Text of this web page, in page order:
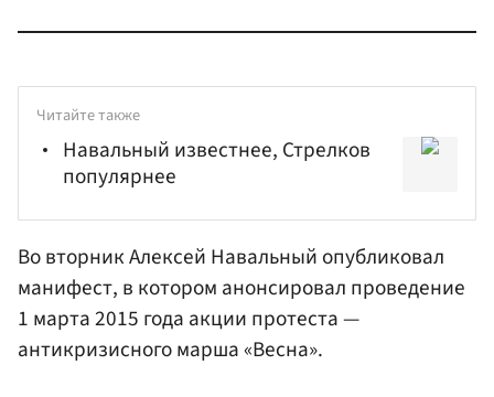
Читайте также
Навальный известнее, Стрелков
популярнее
Во вторникАлексей Навальный опубликовал
манифест, в котором анонсировал проведение
1 марта 2015 года акции протеста —
антикризисного марша «Весна».